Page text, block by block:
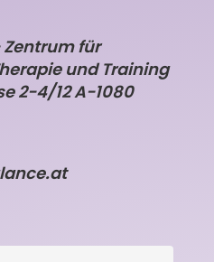
für
und Training
2-4/12 A-1080